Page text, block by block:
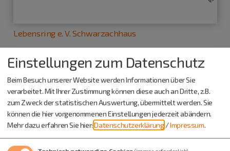
Lebensring e. V. Schwarzachhaus
Einstellungen zum Datenschutz
Beim Besuch unserer Website werden Informationen über Sie
verarbeitet. Mit Ihrer Zustimmung können diese auch an Dritte, z.B.
zum Zweck der statistischen Auswertung, übermittelt werden. Sie
können die hier vorgenommenen Einstellungen jederzeit abändern.
Mehr dazu erfahren Sie hier:Datenschutzerklärung /Impressum.